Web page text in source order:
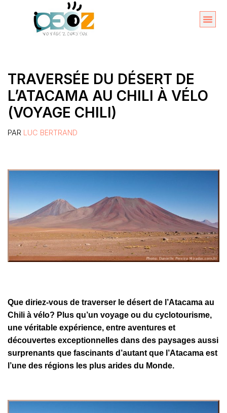
TRAVERSÉE DU DÉSERT DE
L’ATACAMA AU CHILI À VÉLO
(VOYAGE CHILI)
PAR LUC BERTRAND
Que diriez-vous de traverser le désert de l’Atacama au
Chili à vélo? Plus qu’un voyage ou du cyclotourisme,
une véritable expérience, entre aventures et
découvertes exceptionnelles dans des paysages aussi
surprenants que fascinants d’autant que l’Atacama est
l’une des régions les plus arides du Monde.